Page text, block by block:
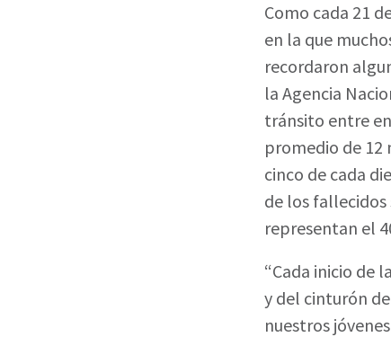
Como cada 21
en la que
recordaron
la Agencia
tránsito entre
promedio de 12
cinco de cada
de los fallecidos
representan el
“Cada inicio de
y del cinturón
nuestros